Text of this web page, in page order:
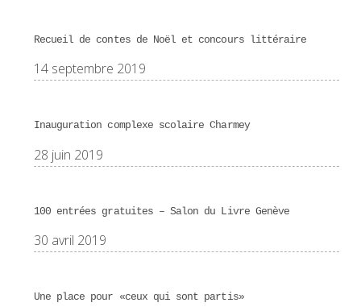
Recueil de contes de Noël et concours littéraire
14 septembre 2019
Inauguration complexe scolaire Charmey
28 juin 2019
100 entrées gratuites – Salon du Livre Genève
30 avril 2019
Une place pour «ceux qui sont partis»